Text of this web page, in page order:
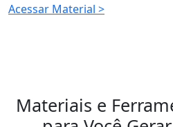
Acessar Material >
Materiais e